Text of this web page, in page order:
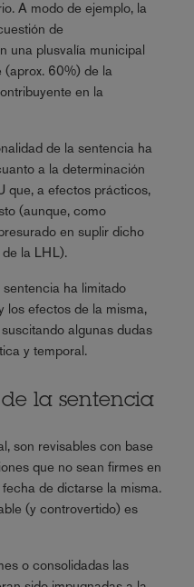
A modo de ejemplo, la
de
una plusvalía municipal
(aprox. 60%) de la
en la
de la sentencia ha
a la determinación
que, a efectos prácticos,
(aunque, como
en suplir dicho
la LHL).
ha limitado
los efectos de la misma,
algunas dudas
y temporal.
la sentencia
son revisables con base
que no sean firmes en
de dictarse la misma.
(y controvertido) es
o consolidadas las